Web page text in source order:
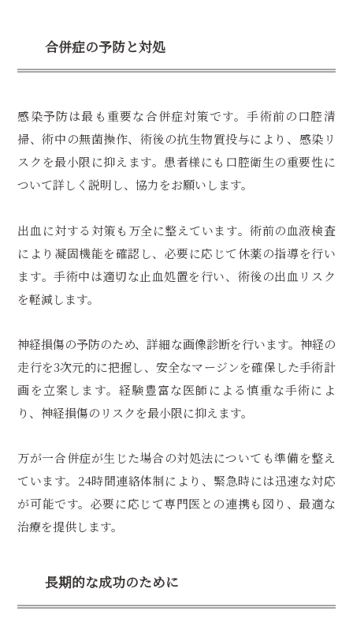
合併症の予防と対処
感染予防は最も重要な合併症対策です。手術前の口腔清
掃、術中の無菌操作、術後の抗生物質投与により、感染リ
スクを最小限に抑えます。患者様にも口腔衛生の重要性に
ついて詳しく説明し、協力をお願いします。
出血に対する対策も万全に整えています。術前の血液検査
により凝固機能を確認し、必要に応じて休薬の指導を行い
ます。手術中は適切な止血処置を行い、術後の出血リスク
を軽減します。
神経損傷の予防のため、詳細な画像診断を行います。神経の
走行を3次元的に把握し、安全なマージンを確保した手術計
画を立案します。経験豊富な医師による慎重な手術によ
り、神経損傷のリスクを最小限に抑えます。
万が一合併症が生じた場合の対処法についても準備を整え
ています。24時間連絡体制により、緊急時には迅速な対応
が可能です。必要に応じて専門医との連携も図り、最適な
治療を提供します。
長期的な成功のために